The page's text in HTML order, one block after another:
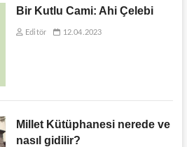
Bir Kutlu Cami: Ahi Çelebi
Editör 12.04.2023
Millet Kütüphanesi nerede ve
nasıl gidilir?